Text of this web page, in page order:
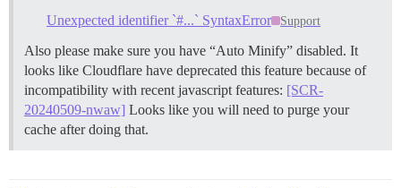
Unexpected identifier `#...` SyntaxError Support
Also please make sure you have “Auto Minify” disabled. It
looks like Cloudflare have deprecated this feature because of
incompatibility with recent javascript features: [SCR-
20240509-nwaw] Looks like you will need to purge your
cache after doing that.